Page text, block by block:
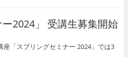
ー2024」 受講生募集開始
「スプリングセミナー 2024」では3